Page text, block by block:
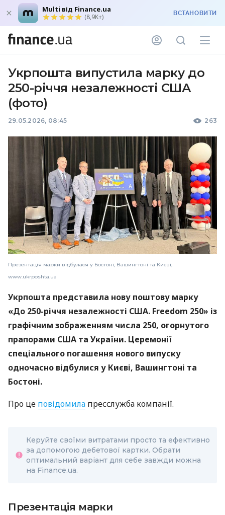
Multi від Finance.ua
(8,9K+) ВСТАНОВИТИ
Укрпошта випустила марку до
250-річчя незалежності США
(фото)
29.05.2026, 08:45 263
Презентація марки відбулася у Бостоні, Вашингтоні та Києві,
www.ukrposhta.ua
Укрпошта представила нову поштову марку
«До 250-річчя незалежності США. Freedom 250» із
графічним зображенням числа 250, огорнутого
прапорами США та України. Церемонії
спеціального погашення нового випуску
одночасно відбулися у Києві, Вашингтоні та
Бостоні.
Про це повідомила пресслужба компанії.
Керуйте своїми витратами просто та ефективно
за допомогою дебетової картки. Обрати
оптимальний варіант для себе завжди можна
на Finance.ua.
Презентація марки